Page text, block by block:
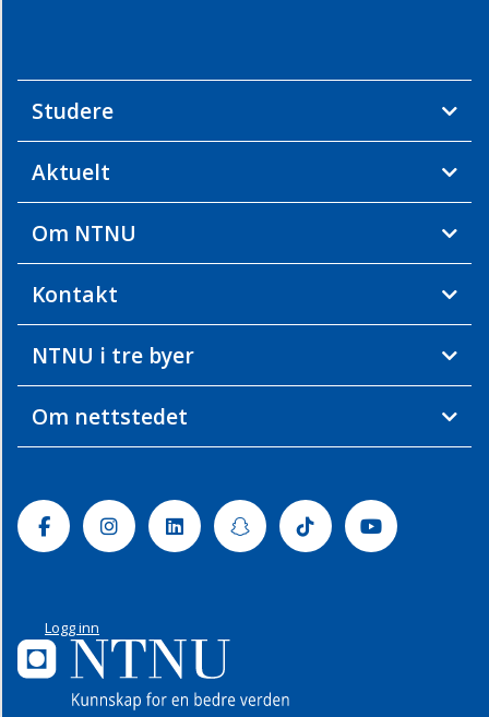
Studere
Aktuelt
Om NTNU
Kontakt
NTNU i tre byer
Om nettstedet
FacebookInstagramLinkedinSnapchatTiktok Youtube
Logg inn